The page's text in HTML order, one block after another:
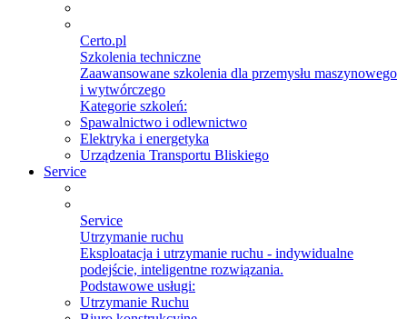
Certo.pl
Szkolenia techniczne
Zaawansowane szkolenia dla przemysłu maszynowego
i wytwórczego
Kategorie szkoleń:
Spawalnictwo i odlewnictwo
Elektryka i energetyka
Urządzenia Transportu Bliskiego
Service
Service
Utrzymanie ruchu
Eksploatacja i utrzymanie ruchu - indywidualne
podejście, inteligentne rozwiązania.
Podstawowe usługi:
Utrzymanie Ruchu